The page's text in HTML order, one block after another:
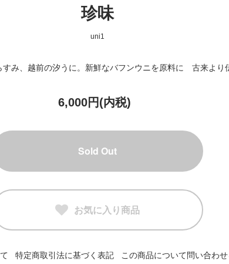
珍味
uni1
み、越前の汐うに。新鮮なバフンウニを原料に 古来より
6,000円(内税)
Sold Out
お気に入り商品
特定商取引法に基づく表記 この商品について問い合わ